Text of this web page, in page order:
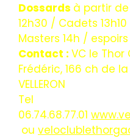
Dossards à partir de
12h30 / Cadets
Masters 14h / espoirs
Contact : VC le Thor
Frédéric, 166 ch de
VELLERON
Tel
06.74.68.77.01
ou